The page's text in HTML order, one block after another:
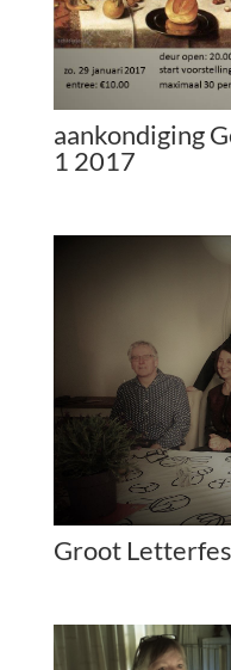
aankondiging
1 2017
Groot